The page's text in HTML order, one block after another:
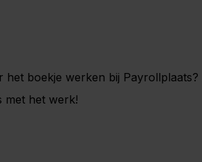
het boekje werken bij
met het werk!